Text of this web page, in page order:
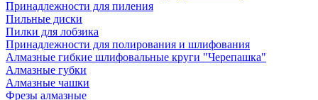
Принадлежности для пиления
Пильные диски
Пилки для лобзика
Принадлежности для полирования и шлифования
Алмазные гибкие шлифовальные круги "Черепашка"
Алмазные губки
Алмазные чашки
Фрезы алмазные